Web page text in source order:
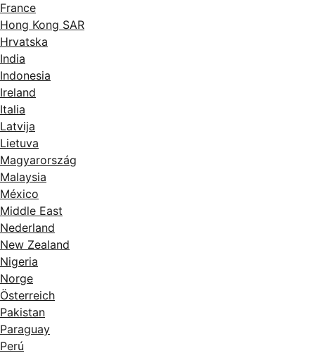
France
Hong Kong SAR
Hrvatska
India
Indonesia
Ireland
Italia
Latvija
Lietuva
Magyarország
Malaysia
México
Middle East
Nederland
New Zealand
Nigeria
Norge
Österreich
Pakistan
Paraguay
Perú